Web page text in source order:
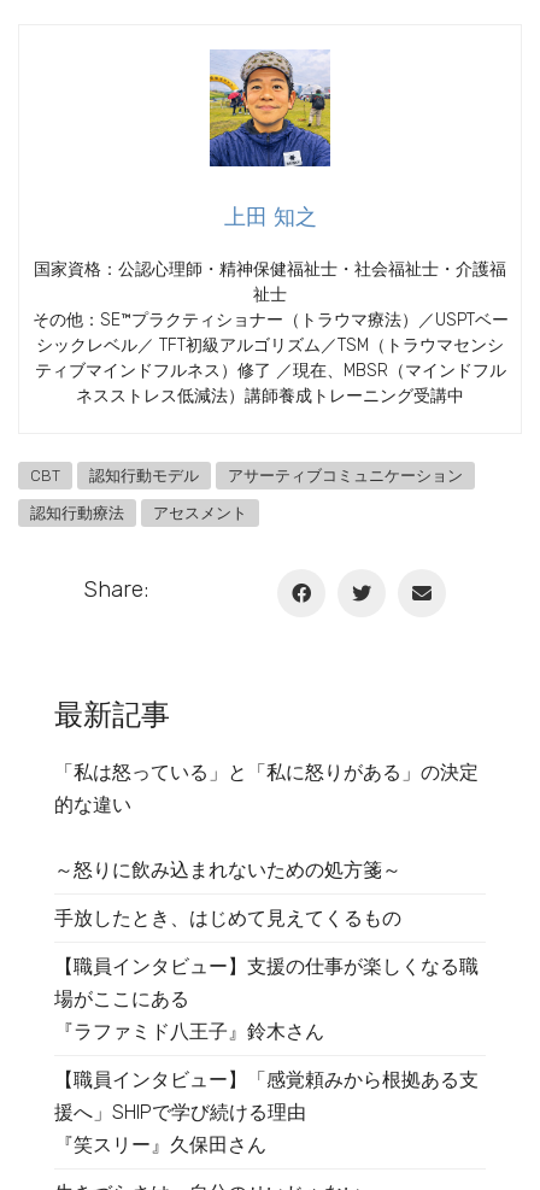
上田 知之
国家資格：公認心理師・精神保健福祉士・社会福祉士・介護福
祉士
その他：SE™プラクティショナー（トラウマ療法）／USPTベー
シックレベル／ TFT初級アルゴリズム／TSM（トラウマセンシ
ティブマインドフルネス）修了 ／現在、MBSR（マインドフル
ネスストレス低減法）講師養成トレーニング受講中
CBT 認知行動モデル アサーティブコミュニケーション
認知行動療法 アセスメント
Share:
最新記事
「私は怒っている」と「私に怒りがある」の決定
的な違い
～怒りに飲み込まれないための処方箋～
手放したとき、はじめて見えてくるもの
【職員インタビュー】支援の仕事が楽しくなる職
場がここにある
『ラファミド八王子』鈴木さん
【職員インタビュー】「感覚頼みから根拠ある支
援へ」SHIPで学び続ける理由
『笑スリー』久保田さん